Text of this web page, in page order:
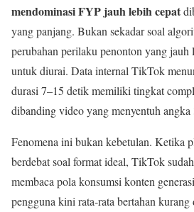
mendominasi FYP jauh lebih cepat
yang panjang. Bukan sekadar soal
perubahan perilaku penonton yang
untuk diurai. Data internal TikTok
durasi 7–15 detik memiliki tingkat
dibanding video yang menyentuh angka
Fenomena ini bukan kebetulan. Ketika
berdebat soal format ideal, TikTok
membaca pola konsumsi konten
pengguna kini rata-rata bertahan